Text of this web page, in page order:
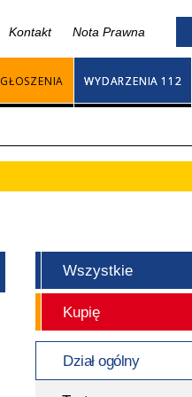
Kontakt Nota Prawna
WYDARZENIA 112
Wszystkie
Kupię
Dział ogólny